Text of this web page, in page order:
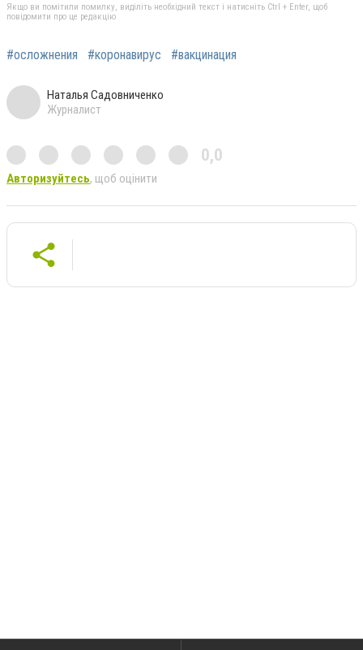
Якщо ви помітили помилку, виділіть необхідний текст і натисніть Ctrl + Enter, щоб
повідомити про це редакцію
#осложнения #коронавирус #вакцинация
Наталья Садовниченко
Журналист
0,0
Авторизуйтесь, щоб оцінити